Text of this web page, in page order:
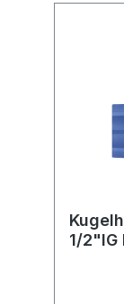
1/2"IG